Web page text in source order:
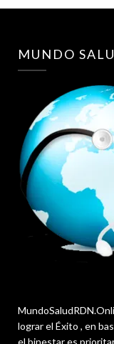
MUNDO
lograr el Éxito , en